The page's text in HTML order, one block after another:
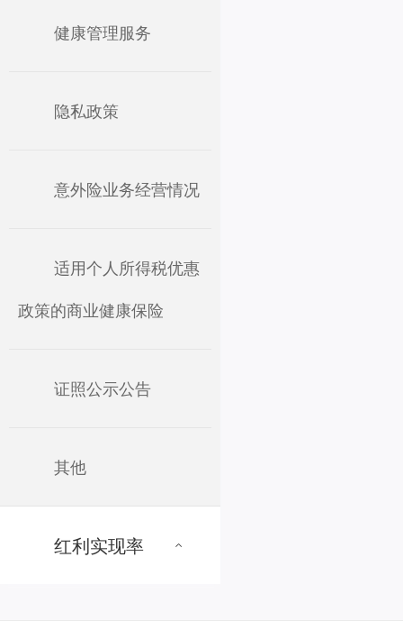
健康管理服务
隐私政策
意外险业务经营情况
适用个人所得税优惠
政策的商业健康保险
证照公示公告
其他
红利实现率